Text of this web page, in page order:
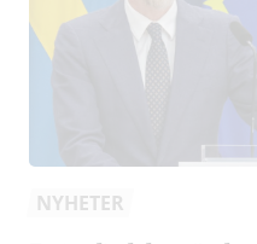
NYHETER